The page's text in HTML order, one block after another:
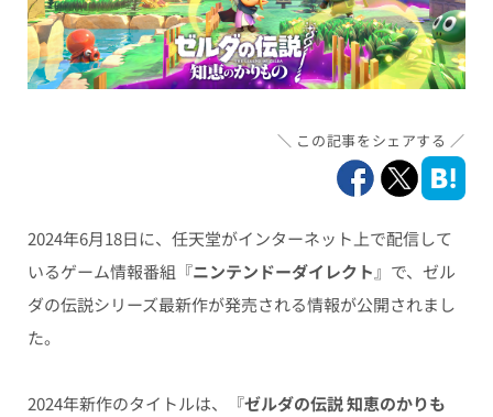
この記事をシェアする
2024年6月18日に、任天堂がインターネット上で配信して
いるゲーム情報番組『ニンテンドーダイレクト 』で、ゼル
ダの伝説シリーズ最新作が発売される情報が公開されまし
た。
2024年新作のタイトルは、『ゼルダの伝説 知恵のかりも